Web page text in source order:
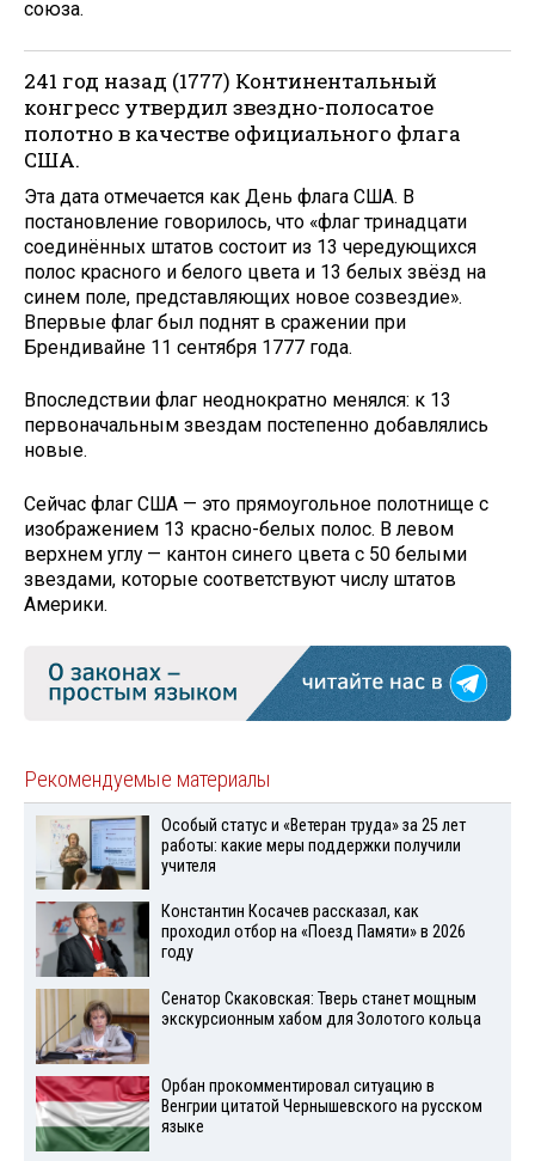
союза.
241 год назад (1777) Континентальный
конгресс утвердил звездно-полосатое
полотно в качестве официального флага
США.
Эта дата отмечается как День флага США. В
постановление говорилось, что «флаг тринадцати
соединённых штатов состоит из 13 чередующихся
полос красного и белого цвета и 13 белых звёзд на
синем поле, представляющих новое созвездие».
Впервые флаг был поднят в сражении при
Брендивайне 11 сентября 1777 года.
Впоследствии флаг неоднократно менялся: к 13
первоначальным звездам постепенно добавлялись
новые.
Сейчас флаг США — это прямоугольное полотнище с
изображением 13 красно-белых полос. В левом
верхнем углу — кантон синего цвета с 50 белыми
звездами, которые соответствуют числу штатов
Америки.
Рекомендуемые материалы
Особый статус и «Ветеран труда» за 25 лет
работы: какие меры поддержки получили
учителя
Константин Косачев рассказал, как
проходил отбор на «Поезд Памяти» в 2026
году
Сенатор Скаковская: Тверь станет мощным
экскурсионным хабом для Золотого кольца
Орбан прокомментировал ситуацию в
Венгрии цитатой Чернышевского на русском
языке